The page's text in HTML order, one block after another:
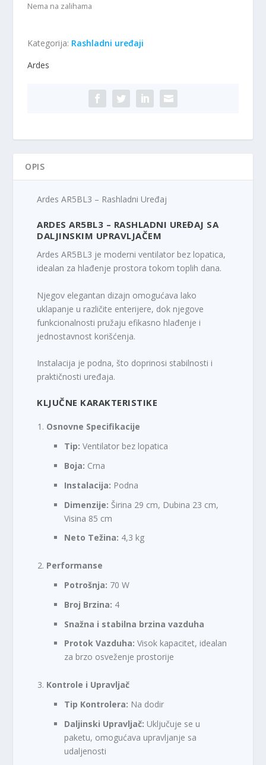
Nema na zalihama
Kategorija: Rashladni uređaji
Ardes
OPIS
Ardes AR5BL3 – Rashladni Uređaj
ARDES AR5BL3 – RASHLADNI UREĐAJ SA
DALJINSKIM UPRAVLJAČEM
Ardes AR5BL3 je moderni ventilator bez lopatica,
idealan za hlađenje prostora tokom toplih dana.
Njegov elegantan dizajn omogućava lako
uklapanje u različite enterijere, dok njegove
funkcionalnosti pružaju efikasno hlađenje i
jednostavnost korišćenja.
Instalacija je podna, što doprinosi stabilnosti i
praktičnosti uređaja.
KLJUČNE KARAKTERISTIKE
Osnovne Specifikacije
Tip: Ventilator bez lopatica
Boja: Crna
Instalacija: Podna
Dimenzije: Širina 29 cm, Dubina 23 cm,
Visina 85 cm
Neto Težina: 4,3 kg
Performanse
Potrošnja: 70 W
Broj Brzina: 4
Snažna i stabilna brzina vazduha
Protok Vazduha: Visok kapacitet, idealan
za brzo osveženje prostorije
Kontrole i Upravljač
Tip Kontrolera: Na dodir
Daljinski Upravljač: Uključuje se u
paketu, omogućava upravljanje sa
udaljenosti